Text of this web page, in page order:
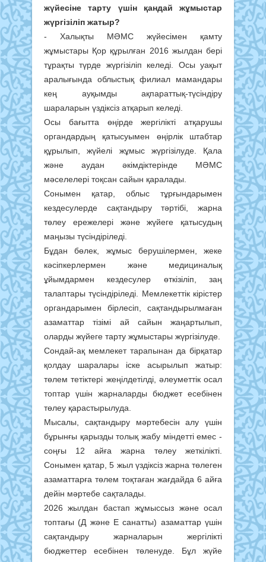
жүйесіне тарту үшін қандай жұмыстар
жүргізіліп жатыр?
- Халықты МӘМС жүйесімен қамту
жұмыстары Қор құрылған 2016 жылдан бері
тұрақты түрде жүргізіліп келеді. Осы уақыт
аралығында облыстық филиал мамандары
кең ауқымды ақпараттық-түсіндіру
шараларын үздіксіз атқарып келеді.
Осы бағытта өңірде жергілікті атқарушы
органдардың қатысуымен өңірлік штабтар
құрылып, жүйелі жұмыс жүргізілуде. Қала
және аудан әкімдіктерінде МӘМС
мәселелері тоқсан сайын қаралады.
Сонымен қатар, облыс тұрғындарымен
кездесулерде сақтандыру тәртібі, жарна
төлеу ережелері және жүйеге қатысудың
маңызы түсіндіріледі.
Бұдан бөлек, жұмыс берушілермен, жеке
кәсіпкерлермен және медициналық
ұйымдармен кездесулер өткізіліп, заң
талаптары түсіндіріледі. Мемлекеттік кірістер
органдарымен бірлесіп, сақтандырылмаған
азаматтар тізімі ай сайын жаңартылып,
оларды жүйеге тарту жұмыстары жүргізілуде.
Сондай-ақ мемлекет тарапынан да бірқатар
қолдау шаралары іске асырылып жатыр:
төлем тетіктері жеңілдетілді, әлеуметтік осал
топтар үшін жарналарды бюджет есебінен
төлеу қарастырылуда.
Мысалы, сақтандыру мәртебесін алу үшін
бұрынғы қарызды толық жабу міндетті емес -
соңғы 12 айға жарна төлеу жеткілікті.
Сонымен қатар, 5 жыл үздіксіз жарна төлеген
азаматтарға төлем тоқтаған жағдайда 6 айға
дейін мәртебе сақталады.
2026 жылдан бастап жұмыссыз және осал
топтағы (Д және Е санатты) азаматтар үшін
сақтандыру жарналарын жергілікті
бюджеттер есебінен төленуде. Бұл жүйе